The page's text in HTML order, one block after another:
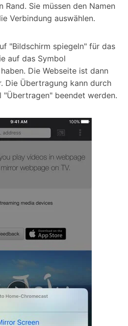
Rand. Sie müssen den Namen
Verbindung auswählen.
"Bildschirm spiegeln" für das
auf das Symbol
Die Webseite ist dann
Die Übertragung kann durch
"Übertragen" beendet werden.